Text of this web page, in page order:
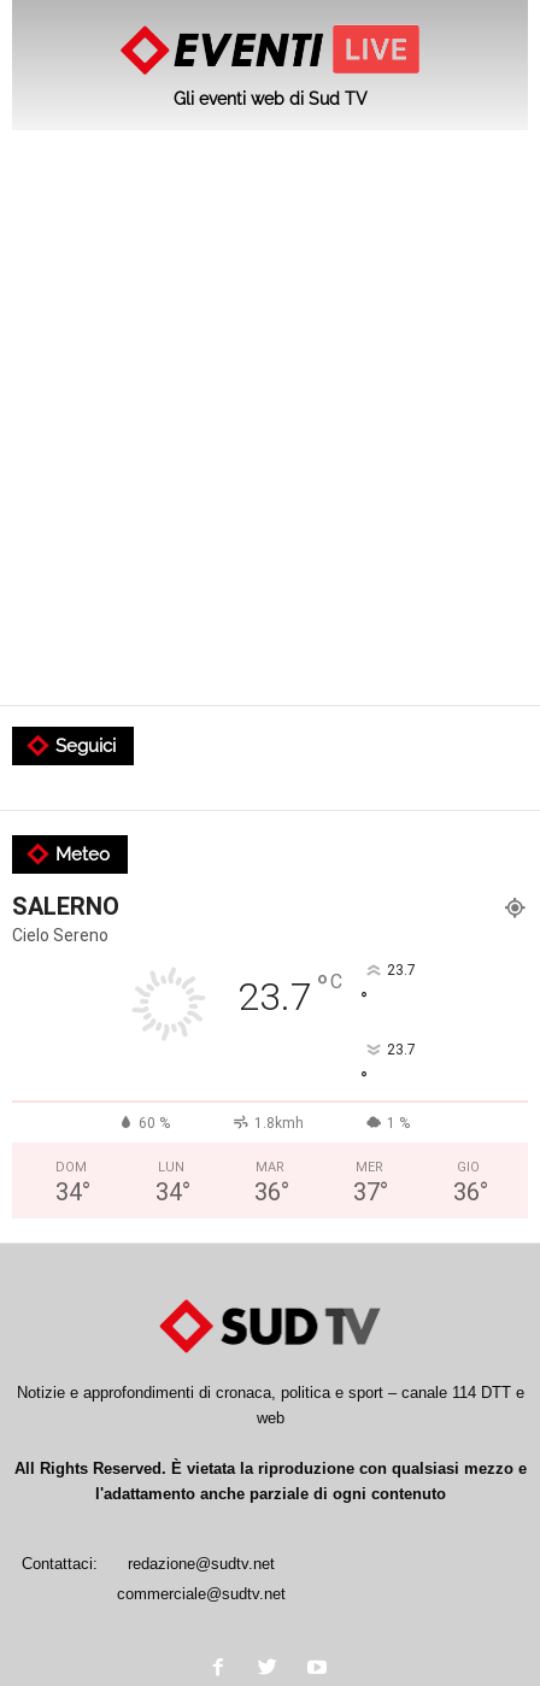
Gli eventi web di Sud TV
Seguici
Meteo
SALERNO
Cielo Sereno
23.7 °C 23.7
°
23.7
°
60 % 1.8kmh 1 %
DOM
34°
LUN
34°
MAR
36°
MER
37°
GIO
36°
Notizie e approfondimenti di cronaca, politica e sport – canale 114 DTT e
web
All Rights Reserved. È vietata la riproduzione con qualsiasi mezzo e
l'adattamento anche parziale di ogni contenuto
Contattaci:
redazione@sudtv.net
commerciale@sudtv.net